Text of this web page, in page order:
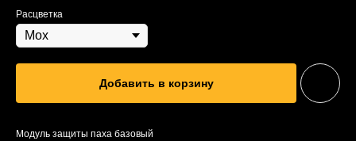
Расцветка
Добавить в корзину
Модуль защиты паха базовый